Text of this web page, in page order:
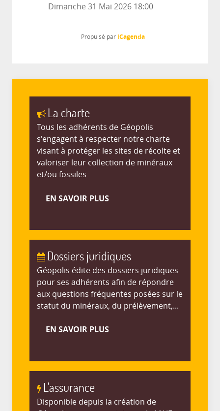
Dimanche 31 Mai 2026 18:00
Propulsé par iCagenda
La charte
Tous les adhérents de Géopolis
s'engagent à respecter notre charte
visant à protéger les sites de récolte et
valoriser leur collection de minéraux
et/ou fossiles
EN SAVOIR PLUS
Dossiers juridiques
Géopolis édite des dossiers juridiques
pour ses adhérents afin de répondre
aux questions fréquentes posées sur le
statut du minéraux, du prélèvement,...
EN SAVOIR PLUS
L'assurance
Disponible depuis la création de